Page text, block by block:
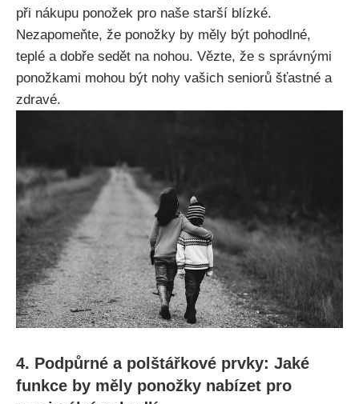
při nákupu ponožek pro naše starší blízké.
Nezapomeňte, že ponožky by měly být pohodlné,
teplé a dobře sedět na nohou. Vězte, že s správnými
ponožkami mohou být nohy vašich seniorů šťastné a
zdravé.
4. Podpůrné a polštářkové prvky: Jaké
funkce by měly ponožky nabízet pro